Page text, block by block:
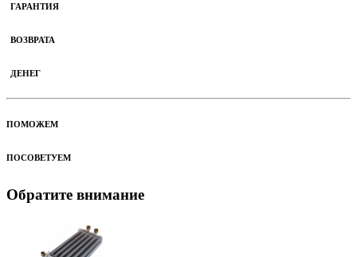
ГАРАНТИЯ
ВОЗВРАТА
ДЕНЕГ
ПОМОЖЕМ
ПОСОВЕТУЕМ
Обратите внимание